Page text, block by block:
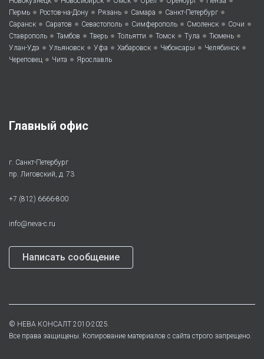
Пермь • Ростов-на-Дону • Рязань • Самара • Санкт-Петербург •
Саранск • Саратов • Севастополь • Симферополь • Смоленск • Сочи •
Ставрополь • Тамбов • Тверь • Тольятти • Томск • Тула • Тюмень •
Улан-Удэ • Ульяновск • Уфа • Хабаровск • Чебоксары • Челябинск •
Череповец • Чита • Ярославль
Главный офис
г. Санкт-Петербург
пр. Лиговский, д. 73
+7 (812) 6666-800
info@neva-c.ru
Написать сообщение
© НЕВА КОНСАЛТ 2010-2025.
Все права защищены. Копирование материалов с сайта строго запрещено.